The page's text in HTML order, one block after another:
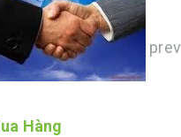
Hàng
prev